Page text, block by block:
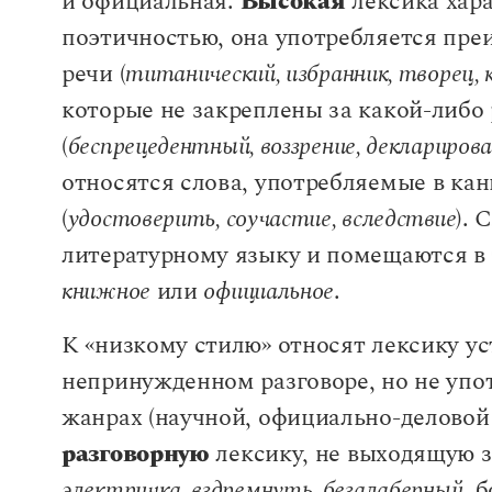
Словообразовательный разбор слова
Отражение морфемного состава слова и
Фразеологизмы
Стили речи. Жанры речи
Научный стиль
Официально-деловой стиль
Разговорный стиль
Типы речи
Часть 4. Морфология. Части
разбора
Части речи в русском языке
Часть 5. Синтаксис.
поэтичностью, она употребляется
речи (титанический, избранник, творец,
которые не закреплены за какой-
(беспрецедентный, воззрение,
относятся слова, употребляемые в
(удостоверить, соучастие, вследствие).
литературному языку и помещаются
книжное или официальное.
К «низкому стилю» относят лексику
непринужденном разговоре, но не
жанрах (научной, официально-
разговорную лексику, не выходящую